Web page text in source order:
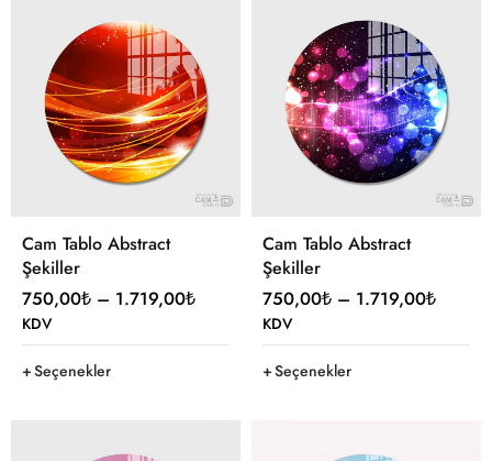
Cam Tablo Abstract
Şekiller
750,00₺ – 1.719,00₺
KDV
Seçenekler
Cam Tablo Abstract
Şekiller
750,00₺ – 1.719,00₺
KDV
Seçenekler